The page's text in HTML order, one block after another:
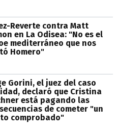
Reverte contra Matt
en La Odisea: "No es el
mediterráneo que nos
Homero"
Gorini, el juez del caso
declaró que Cristina
está pagando las
de cometer "un
comprobado"